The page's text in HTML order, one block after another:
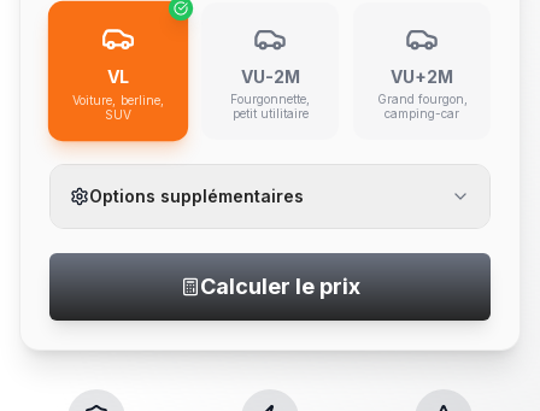
VL
Voiture, berline,
SUV
VU-2M
Fourgonnette,
petit utilitaire
VU+2M
Grand fourgon,
camping-car
Options supplémentaires
Calculer le prix